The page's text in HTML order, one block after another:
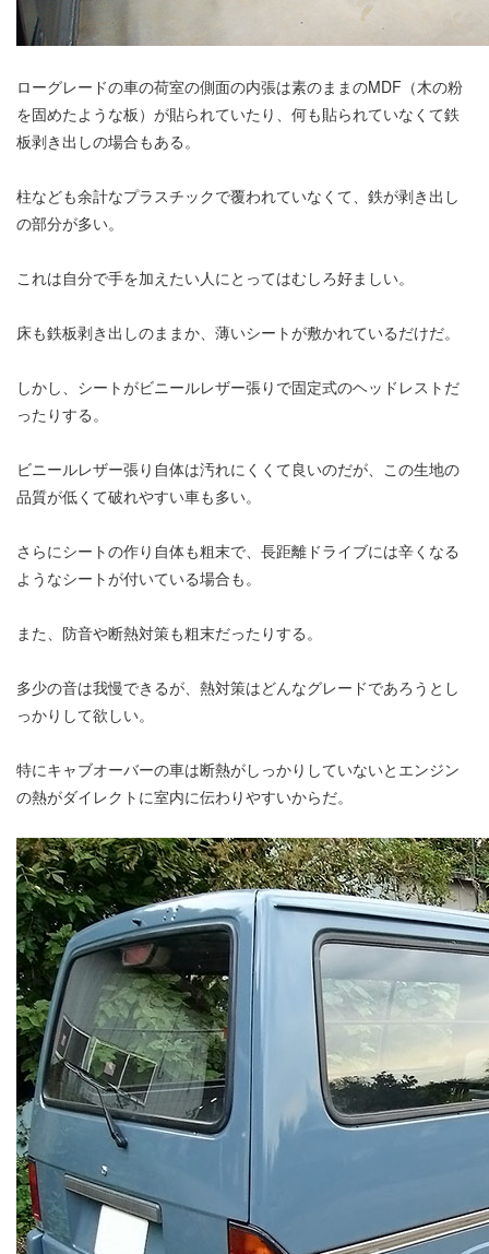
ローグレードの車の荷室の側面の内張は素のままのMDF（木の粉
を固めたような板）が貼られていたり、何も貼られていなくて鉄
板剥き出しの場合もある。
柱なども余計なプラスチックで覆われていなくて、鉄が剥き出し
の部分が多い。
これは自分で手を加えたい人にとってはむしろ好ましい。
床も鉄板剥き出しのままか、薄いシートが敷かれているだけだ。
しかし、シートがビニールレザー張りで固定式のヘッドレストだ
ったりする。
ビニールレザー張り自体は汚れにくくて良いのだが、この生地の
品質が低くて破れやすい車も多い。
さらにシートの作り自体も粗末で、長距離ドライブには辛くなる
ようなシートが付いている場合も。
また、防音や断熱対策も粗末だったりする。
多少の音は我慢できるが、熱対策はどんなグレードであろうとし
っかりして欲しい。
特にキャブオーバーの車は断熱がしっかりしていないとエンジン
の熱がダイレクトに室内に伝わりやすいからだ。